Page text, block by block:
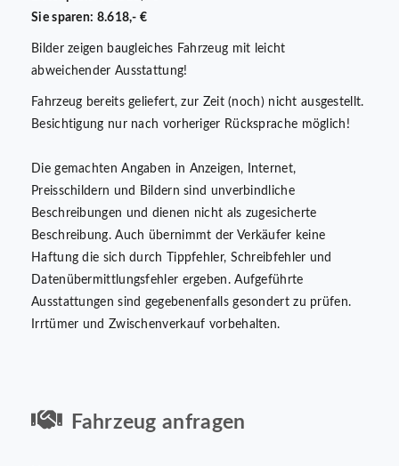
Sie sparen: 8.618,- €
Bilder zeigen baugleiches Fahrzeug mit leicht
abweichender Ausstattung!
Fahrzeug bereits geliefert, zur Zeit (noch) nicht ausgestellt.
Besichtigung nur nach vorheriger Rücksprache möglich!
Die gemachten Angaben in Anzeigen, Internet,
Preisschildern und Bildern sind unverbindliche
Beschreibungen und dienen nicht als zugesicherte
Beschreibung. Auch übernimmt der Verkäufer keine
Haftung die sich durch Tippfehler, Schreibfehler und
Datenübermittlungsfehler ergeben. Aufgeführte
Ausstattungen sind gegebenenfalls gesondert zu prüfen.
Irrtümer und Zwischenverkauf vorbehalten.
Fahrzeug anfragen